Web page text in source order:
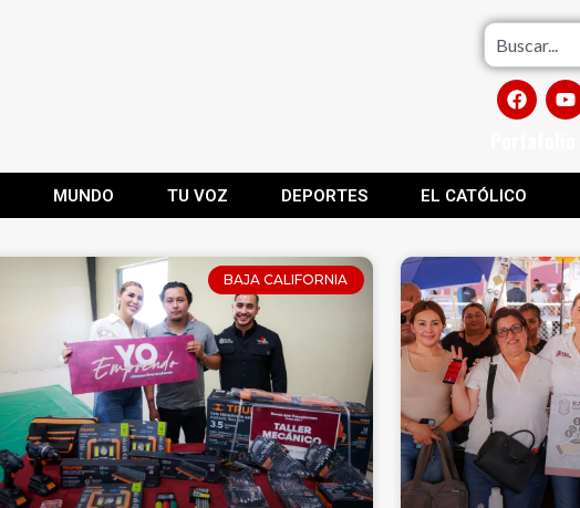
MUNDO TU VOZ DEPORTES EL CATÓLICO
BAJA CALIFORNIA